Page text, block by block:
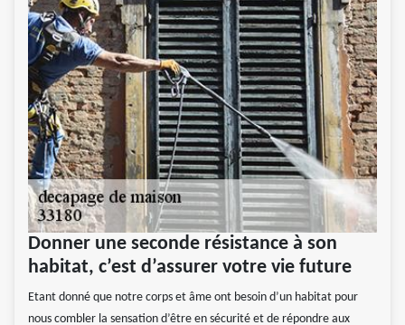
Donner une seconde résistance à son
habitat, c’est d’assurer votre vie future
Etant donné que notre corps et âme ont besoin d’un habitat pour
nous combler la sensation d’être en sécurité et de répondre aux